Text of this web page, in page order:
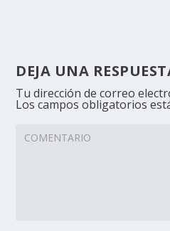
DEJA UNA
Tu dirección de correo
Los campos obligatorios